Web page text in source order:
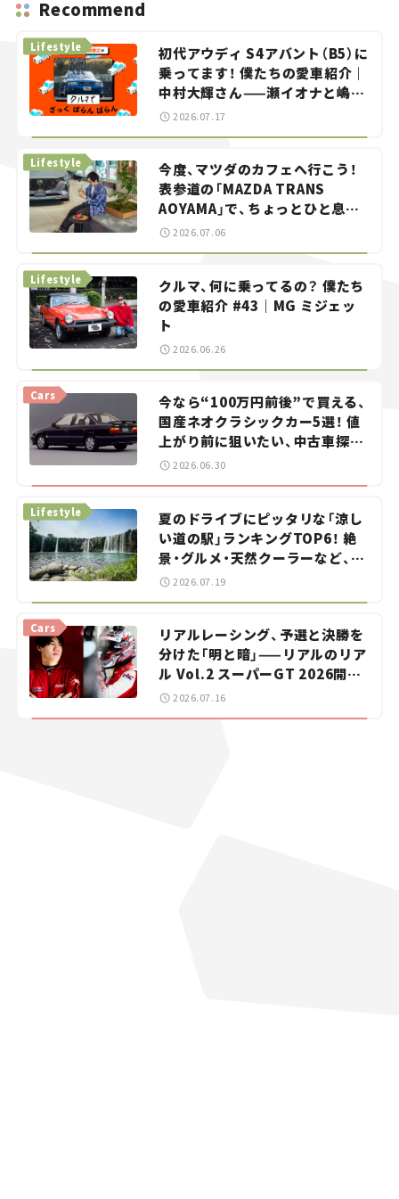
Recommend
初代アウディ S4アバント（B5）に
乗ってます！ 僕たちの愛車紹介｜
中村大輝さん——瀬イオナと嶋田
智之の「クルマでざっくばらんば
Lifestyle
2026.07.17
今度、マツダのカフェへ行こう！
表参道の「MAZDA TRANS
AOYAMA」で、ちょっとひと息。
——連載｜CCGとクルマでどうす
Lifestyle
2026.07.06
クルマ、何に乗ってるの？ 僕たち
の愛車紹介 #43｜MG ミジェッ
ト
Lifestyle
2026.06.26
今なら“100万円前後”で買える、
国産ネオクラシックカー5選！ 値
上がり前に狙いたい、中古車探し
をお手伝い――ちょっとイケてるマ
Cars
2026.06.30
夏のドライブにピッタリな「涼し
い道の駅」ランキングTOP6！ 絶
景・グルメ・天然クーラーなど、避
暑におすすめのスポットを紹介
Lifestyle
2026.07.19
リアルレーシング、予選と決勝を
分けた「明と暗」——リアルのリア
ル Vol.2 スーパーGT 2026開幕
戦 岡山国際サーキット
Cars
2026.07.16